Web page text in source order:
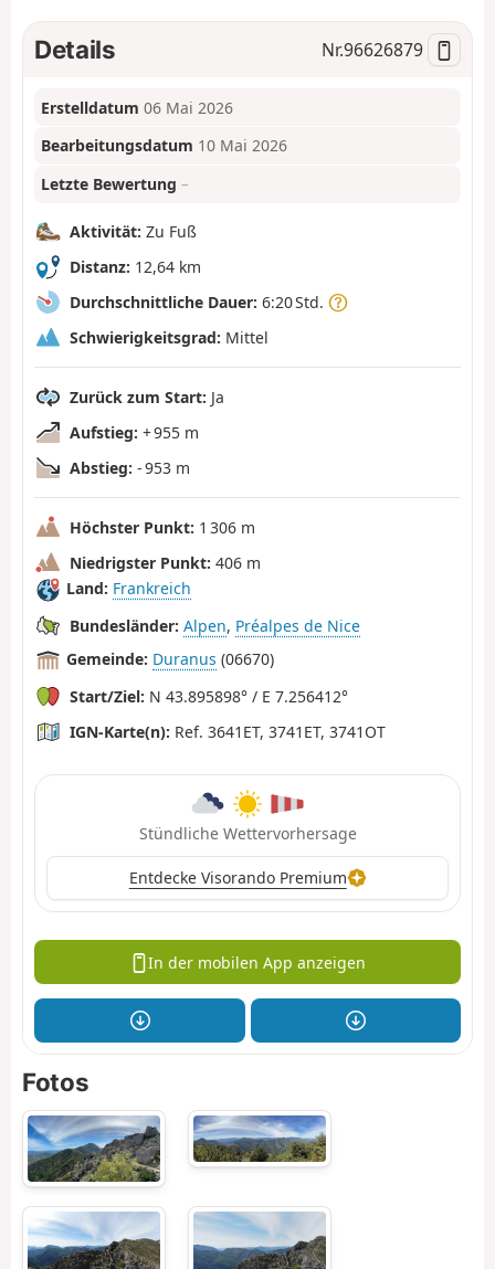
Details Nr.96626879
Erstelldatum 06 Mai 2026
Bearbeitungsdatum 10 Mai 2026
Letzte Bewertung –
Aktivität: Zu Fuß
Distanz: 12,64 km
Durchschnittliche Dauer: 6:20 Std.
Schwierigkeitsgrad: Mittel
Zurück zum Start: Ja
Aufstieg: + 955 m
Abstieg: - 953 m
Höchster Punkt: 1 306 m
Niedrigster Punkt: 406 m
Land: Frankreich
Bundesländer: Alpen, Préalpes de Nice
Gemeinde: Duranus (06670)
Start/Ziel: N 43.895898° / E 7.256412°
IGN-Karte(n): Ref. 3641ET, 3741ET, 3741OT
Stündliche Wettervorhersage
Entdecke Visorando Premium
In der mobilen App anzeigen
Fotos